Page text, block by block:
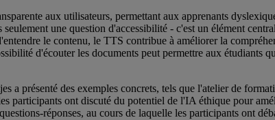
aux utilisateurs, permettant aux apprenants
une question d'accessibilité - c'est un élément
le contenu, le TTS contribue à améliorer la
d'écouter les documents peut permettre aux étudiants
a présenté des exemples concrets, tels que l'atelier de
participants ont discuté du potentiel de l'IA éthique pour
réponses, au cours de laquelle les participants ont